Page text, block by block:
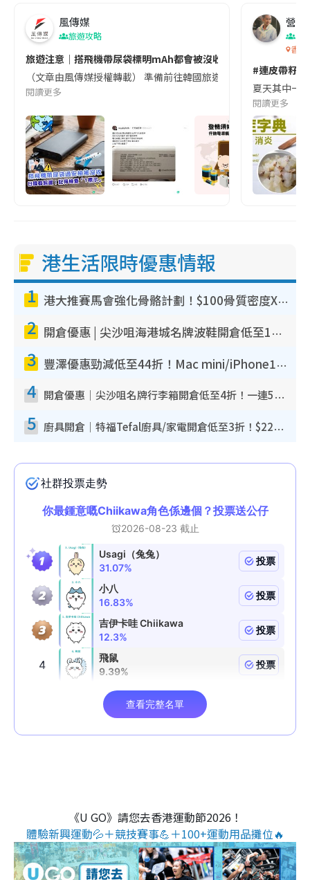
風傳媒
旅遊攻略
旅遊注意｜搭飛機帶尿袋標明mAh都會被沒收😱出發前切記檢查
（文章由風傳媒授權轉載） 準備前往韓國旅遊的民眾，近期要
閱讀更多
營養
香港
#連皮帶籽
夏天其中一
閱讀更多
港生活限時優惠情報
1 港大推賽馬會強化骨骼計劃！$100骨質密度X光檢查 完成免費運動訓練送超市禮券！附參加資格
2 開倉優惠 | 尖沙咀海港城名牌波鞋開倉低至1折！On鞋$899起／Joy&Peace鞋履$98起
3 豐澤優惠勁減低至44折！Mac mini/iPhone17Pro大減價！廚房家電$220起
4 開倉優惠｜尖沙咀名牌行李箱開倉低至4折！一連5日 American Tourister/ace./Hallmark $200起！
5 廚具開倉｜特福Tefal廚具/家電開倉低至3折！$220起買平底鍋/炒鑊/湯煲！電飯煲/吸塵機/燙斗$418起
《U GO》請您去香港運動節2026！
體驗新興運動💦＋競技賽事💪＋100+運動用品攤位🔥